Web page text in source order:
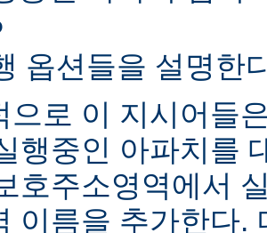
옵션들을 설명한
으로 이 지시어들
행중인 아파치를
호주소영역에서
이름을 추가한다.